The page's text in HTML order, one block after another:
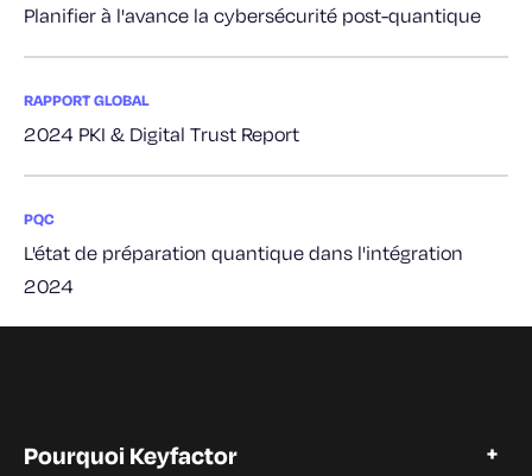
Planifier à l'avance la cybersécurité post-quantique
RAPPORT GLOBAL
2024 PKI & Digital Trust Report
PQC
L'état de préparation quantique dans l'intégration
2024
Pourquoi Keyfactor